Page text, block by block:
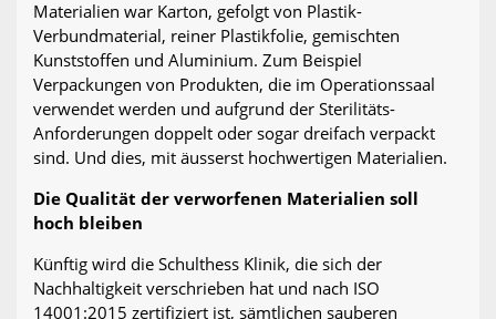
Materialien war Karton, gefolgt von Plastik-
Verbundmaterial, reiner Plastikfolie, gemischten
Kunststoffen und Aluminium. Zum Beispiel
Verpackungen von Produkten, die im Operationssaal
verwendet werden und aufgrund der Sterilitäts-
Anforderungen doppelt oder sogar dreifach verpackt
sind. Und dies, mit äusserst hochwertigen Materialien.
Die Qualität der verworfenen Materialien soll
hoch bleiben
Künftig wird die Schulthess Klinik, die sich der
Nachhaltigkeit verschrieben hat und nach ISO
14001:2015 zertifiziert ist, sämtlichen sauberen